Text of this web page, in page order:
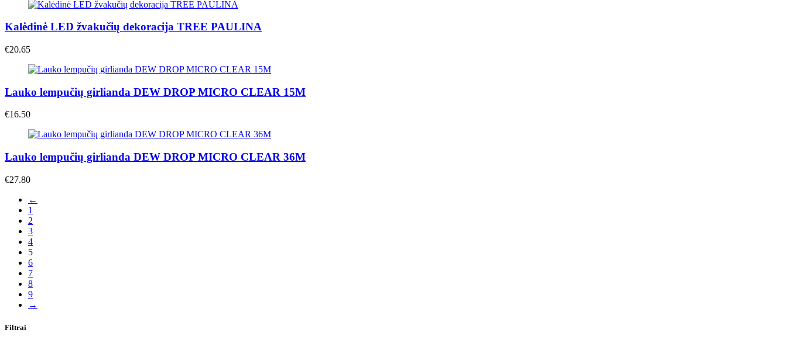
Kalėdinė LED žvakučių dekoracija TREE PAULINA
€20.65
Lauko lempučių girlianda DEW DROP MICRO CLEAR 15M
€16.50
Lauko lempučių girlianda DEW DROP MICRO CLEAR 36M
€27.80
←
1
2
3
4
5
6
7
8
9
→
Filtrai